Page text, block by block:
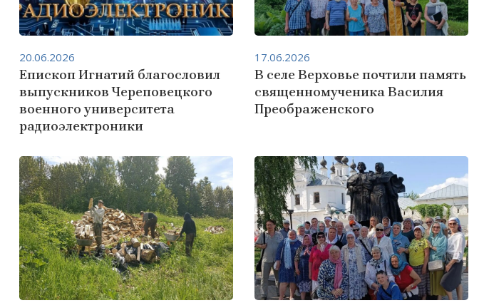
Епископ Игнатий благословил
выпускников Череповецкого
военного университета
радиоэлектроники
20.06.2026
В селе Верховье почтили память
священномученика Василия
Преображенского
17.06.2026